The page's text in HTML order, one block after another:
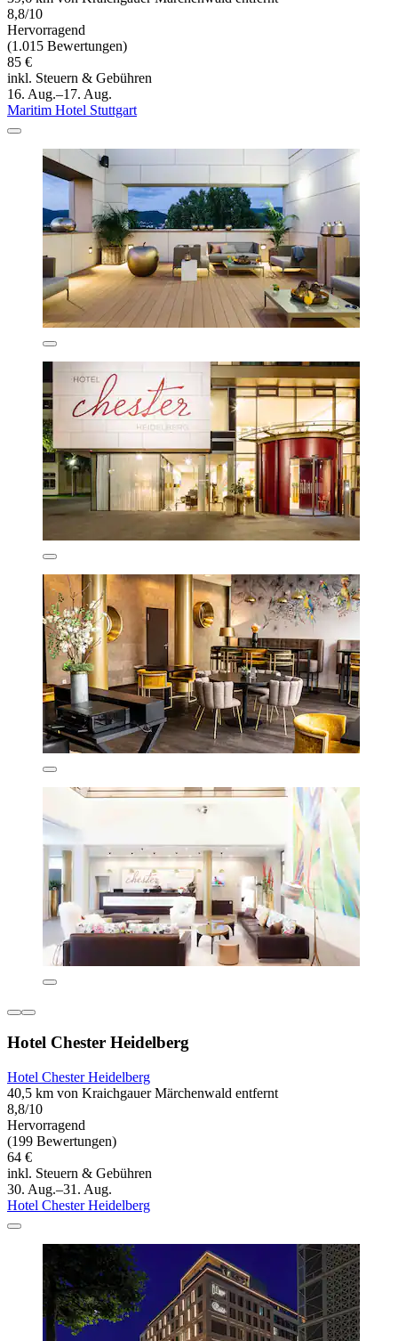
8,8/10
Hervorragend
(1.015 Bewertungen)
85 €
inkl. Steuern & Gebühren
16. Aug.–17. Aug.
Maritim Hotel Stuttgart
Hotel Chester Heidelberg
Hotel Chester Heidelberg
40,5 km von Kraichgauer Märchenwald entfernt
8,8/10
Hervorragend
(199 Bewertungen)
64 €
inkl. Steuern & Gebühren
30. Aug.–31. Aug.
Hotel Chester Heidelberg